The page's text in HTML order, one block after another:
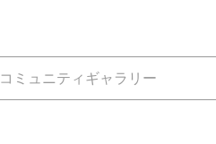
コミュニティギャラリー